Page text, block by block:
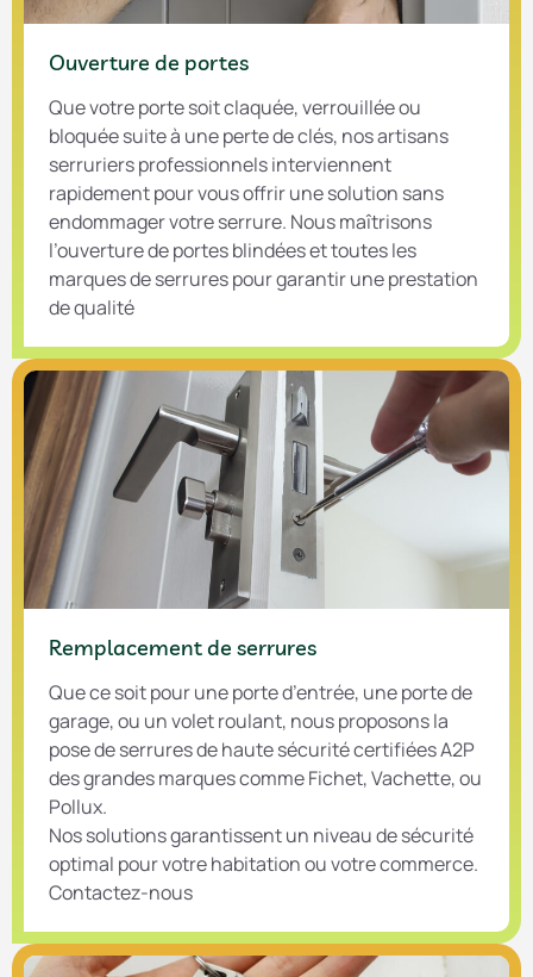
Ouverture de portes
Que votre porte soit claquée, verrouillée ou
bloquée suite à une perte de clés, nos artisans
serruriers professionnels interviennent
rapidement pour vous offrir une solution sans
endommager votre serrure. Nous maîtrisons
l’ouverture de portes blindées et toutes les
marques de serrures pour garantir une prestation
de qualité
Remplacement de serrures
Que ce soit pour une porte d’entrée, une porte de
garage, ou un volet roulant, nous proposons la
pose de serrures de haute sécurité certifiées A2P
des grandes marques comme Fichet, Vachette, ou
Pollux.
Nos solutions garantissent un niveau de sécurité
optimal pour votre habitation ou votre commerce.
Contactez-nous